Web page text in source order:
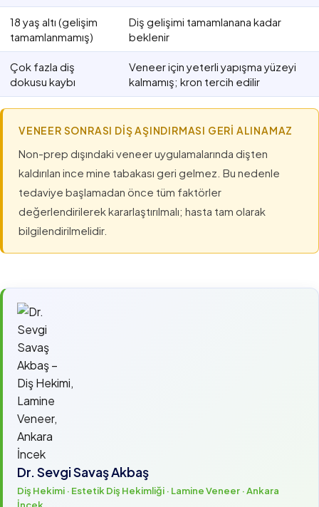
18 yaş altı (gelişim
tamamlanmamış)
Diş gelişimi tamamlanana kadar
beklenir
Çok fazla diş
dokusu kaybı
Veneer için yeterli yapışma yüzeyi
kalmamış; kron tercih edilir
VENEER SONRASI DIŞ AŞINDIRMASI GERI ALINAMAZ
Non-prep dışındaki veneer uygulamalarında dişten
kaldırılan ince mine tabakası geri gelmez. Bu nedenle
tedaviye başlamadan önce tüm faktörler
değerlendirilerek kararlaştırılmalı; hasta tam olarak
bilgilendirilmelidir.
Dr. Sevgi Savaş Akbaş
Diş Hekimi · Estetik Diş Hekimliği · Lamine Veneer · Ankara